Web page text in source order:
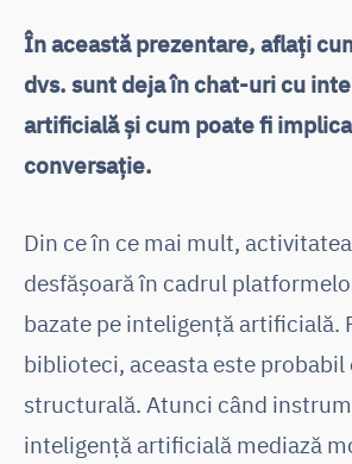
În această prezentare, aflați
dvs. sunt deja în chat-uri cu
artificială și cum poate fi
conversație.
Din ce în ce mai mult,
desfășoară în cadrul
bazate pe inteligență artificială.
biblioteci, aceasta este probabil
structurală. Atunci când
inteligență artificială mediază